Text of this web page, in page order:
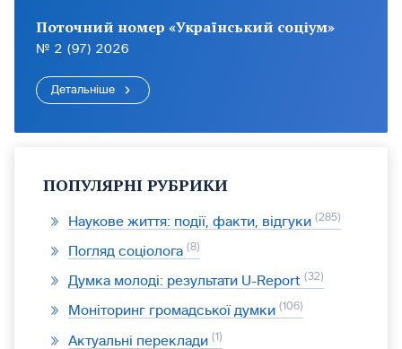
Поточний номер «Український соціум»
№ 2 (97) 2026
Детальніше
ПОПУЛЯРНІ РУБРИКИ
Наукове життя: події, факти, відгуки 285
Погляд соціолога 8
Думка молоді: результати U-Report 32
Моніторинг громадської думки 106
Актуальні переклади 1